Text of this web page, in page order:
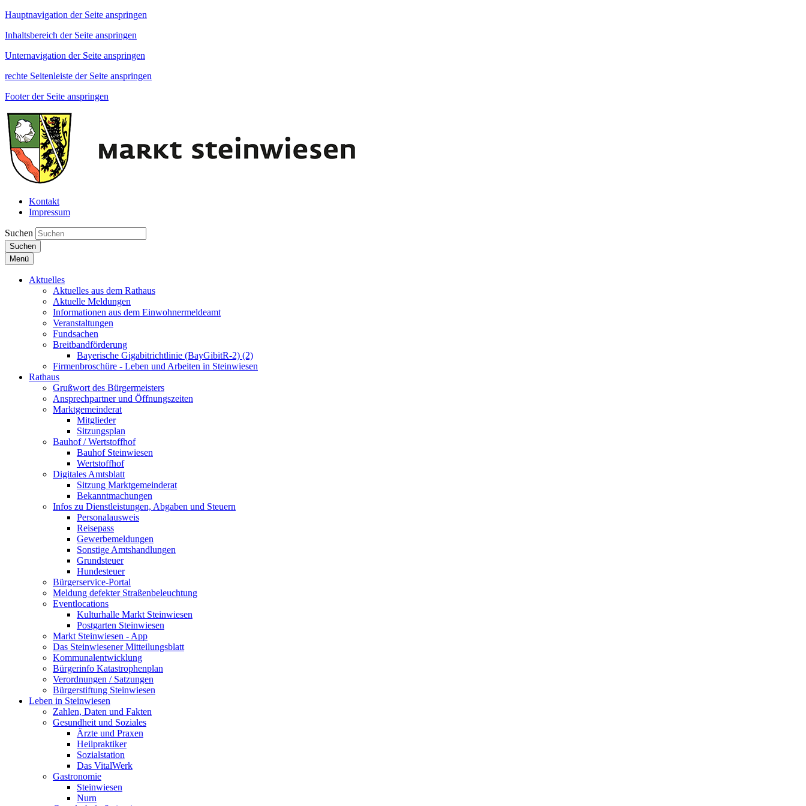
Hauptnavigation der Seite anspringen
Inhaltsbereich der Seite anspringen
Unternavigation der Seite anspringen
rechte Seitenleiste der Seite anspringen
Footer der Seite anspringen
Kontakt
Impressum
Suchen
Suchen
Menü
Aktuelles
Aktuelles aus dem Rathaus
Aktuelle Meldungen
Informationen aus dem Einwohnermeldeamt
Veranstaltungen
Fundsachen
Breitbandförderung
Bayerische Gigabitrichtlinie (BayGibitR-2) (2)
Firmenbroschüre - Leben und Arbeiten in Steinwiesen
Rathaus
Grußwort des Bürgermeisters
Ansprechpartner und Öffnungszeiten
Marktgemeinderat
Mitglieder
Sitzungsplan
Bauhof / Wertstoffhof
Bauhof Steinwiesen
Wertstoffhof
Digitales Amtsblatt
Sitzung Marktgemeinderat
Bekanntmachungen
Infos zu Dienstleistungen, Abgaben und Steuern
Personalausweis
Reisepass
Gewerbemeldungen
Sonstige Amtshandlungen
Grundsteuer
Hundesteuer
Bürgerservice-Portal
Meldung defekter Straßenbeleuchtung
Eventlocations
Kulturhalle Markt Steinwiesen
Postgarten Steinwiesen
Markt Steinwiesen - App
Das Steinwiesener Mitteilungsblatt
Kommunalentwicklung
Bürgerinfo Katastrophenplan
Verordnungen / Satzungen
Bürgerstiftung Steinwiesen
Leben in Steinwiesen
Zahlen, Daten und Fakten
Gesundheit und Soziales
Ärzte und Praxen
Heilpraktiker
Sozialstation
Das VitalWerk
Gastronomie
Steinwiesen
Nurn